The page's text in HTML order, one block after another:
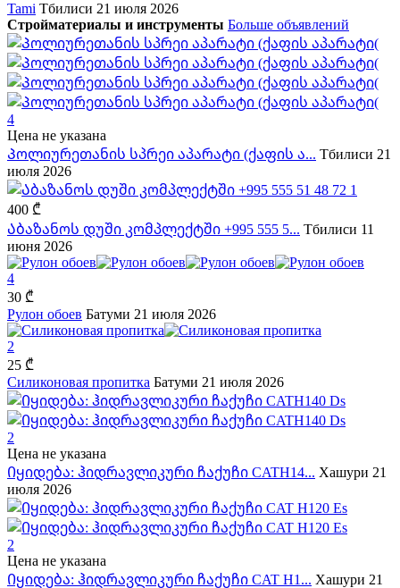
Tami Тбилиси 21 июля 2026
Стройматериалы и инструменты Больше объявлений
4
Цена не указана
Პოლიურეთანის სპრეი აპარატი (ქაფის ა... Тбилиси 21
июля 2026
1
400 ₾
Აბაზანოს დუში კომპლექტში +995 555 5... Тбилиси 11
июня 2026
4
30 ₾
Рулон обоев Батуми 21 июля 2026
2
25 ₾
Силиконовая пропитка Батуми 21 июля 2026
2
Цена не указана
Იყიდება: ჰიდრავლიკური ჩაქუჩი CATH14... Хашури 21
июля 2026
2
Цена не указана
Იყიდება: ჰიდრავლიკური ჩაქუჩი CAT H1... Хашури 21